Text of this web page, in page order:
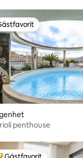
betyg, 223
penthouse